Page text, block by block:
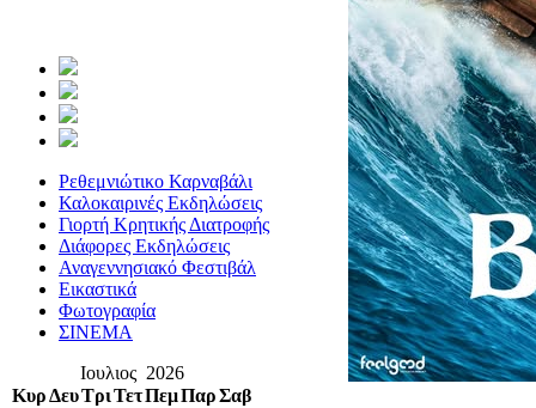
Ρεθεμνιώτικο Καρναβάλι
Καλοκαιρινές Εκδηλώσεις
Γιορτή Κρητικής Διατροφής
Διάφορες Εκδηλώσεις
Αναγεννησιακό Φεστιβάλ
Εικαστικά
Φωτογραφία
ΣΙΝΕΜΑ
Ιουλιος 2026
ΚυρΔευΤριΤετΠεμΠαρΣαβ